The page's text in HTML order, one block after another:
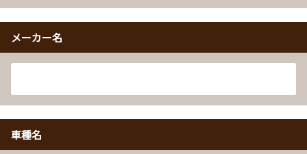
メーカー名
車種名